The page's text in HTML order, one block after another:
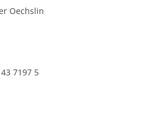
Oechslin
7197 5